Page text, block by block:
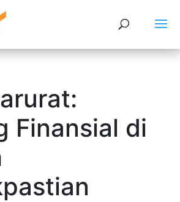
Finansial di